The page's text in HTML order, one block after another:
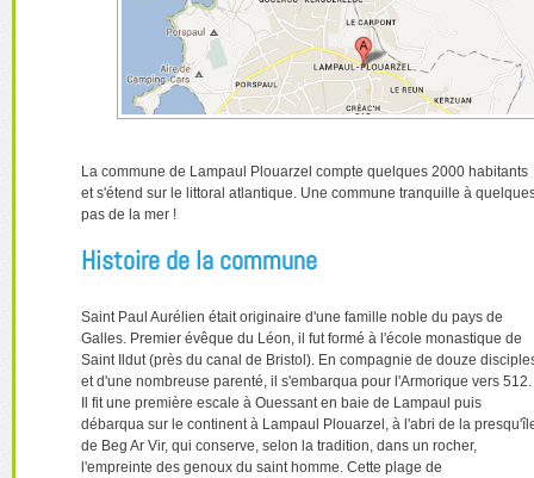
La commune de Lampaul Plouarzel compte quelques 2000 habitants
et s'étend sur le littoral atlantique. Une commune tranquille à
pas de la mer !
Histoire de la commune
Saint Paul Aurélien était originaire d'une famille noble du pays de
Galles. Premier évêque du Léon, il fut formé à l'école monastique de
Saint Ildut (près du canal de Bristol). En compagnie de douze
et d'une nombreuse parenté, il s'embarqua pour l'Armorique vers 512.
Il fit une première escale à Ouessant en baie de Lampaul puis
débarqua sur le continent à Lampaul Plouarzel, à l'abri de la
de Beg Ar Vir, qui conserve, selon la tradition, dans un rocher,
l'empreinte des genoux du saint homme. Cette plage de